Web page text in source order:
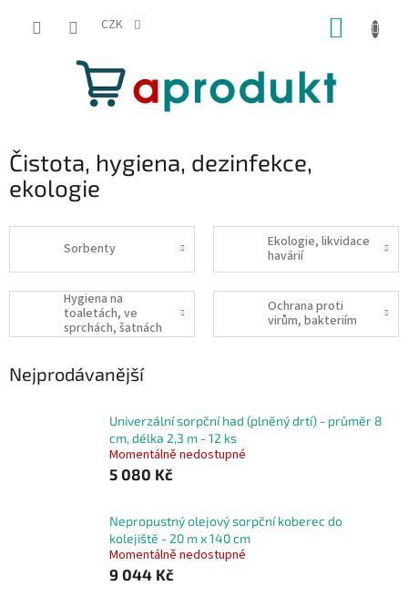
CZK
Čistota, hygiena, dezinfekce,
ekologie
Sorbenty
Ekologie, likvidace
havárií
Hygiena na
toaletách, ve
sprchách, šatnách
Ochrana proti
virům, bakteriím
Nejprodávanější
Univerzální sorpční had (plněný drtí) - průměr 8
cm, délka 2,3 m - 12 ks
Momentálně nedostupné
5 080 Kč
Nepropustný olejový sorpční koberec do
kolejiště - 20 m x 140 cm
Momentálně nedostupné
9 044 Kč